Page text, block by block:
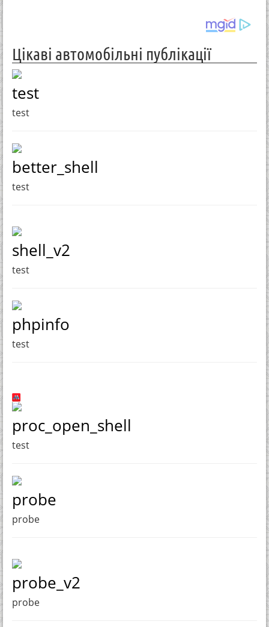
Цікаві автомобільні публікації
test
test
better_shell
test
shell_v2
test
phpinfo
test
proc_open_shell
test
probe
probe
probe_v2
probe